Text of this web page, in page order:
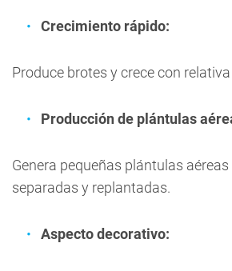
Crecimiento rápido:
Produce brotes y crece con
Producción de plántulas
Genera pequeñas plántulas
separadas y replantadas.
Aspecto decorativo: